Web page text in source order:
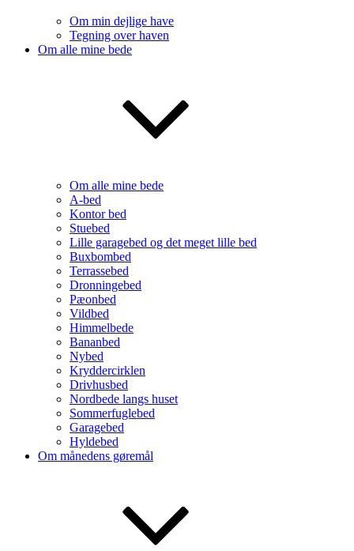
Om min dejlige have
Tegning over haven
Om alle mine bede
Om alle mine bede
A-bed
Kontor bed
Stuebed
Lille garagebed og det meget lille bed
Buxbombed
Terrassebed
Dronningebed
Pæonbed
Vildbed
Himmelbede
Bananbed
Nybed
Kryddercirklen
Drivhusbed
Nordbede langs huset
Sommerfuglebed
Garagebed
Hyldebed
Om månedens gøremål